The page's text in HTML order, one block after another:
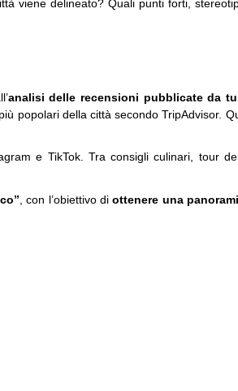
viene delineato? Quali punti forti,
analisi delle recensioni pubblicate da
popolari della città secondo TripAdvisor.
e TikTok. Tra consigli culinari, tour
, con l’obiettivo diottenere una